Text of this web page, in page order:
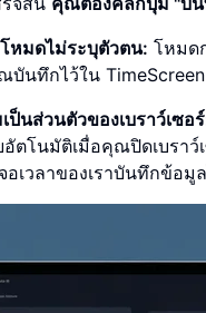
หมดไม่ระบุตัวตน: โหมด
นทึกไว้ใน
นส่วนตัวของเบราว์เซอ
ตโนมัติเมื่อคุณปิดเบรา
เวลาของเราบันทึกข้อมู